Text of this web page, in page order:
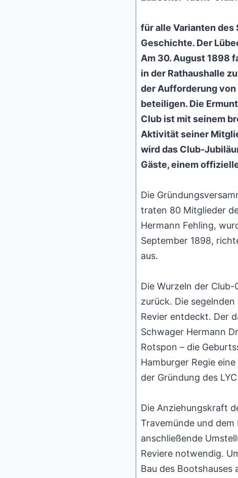
für alle Varianten des
Geschichte. Der
Am 30. August 1898
in der Rathaushalle
der Aufforderung von
beteiligen. Die
Club ist mit seinem
Aktivität seiner
wird das Club-
Gäste, einem
Die
traten 80 Mitglieder
Hermann Fehling,
September 1898,
aus.
Die Wurzeln der
zurück. Die
Revier entdeckt. Der
Schwager Hermann
Rotspon – die
Hamburger Regie
der Gründung des
Die Anziehungskraft
Travemünde und dem
anschließende
Reviere notwendig.
Bau des